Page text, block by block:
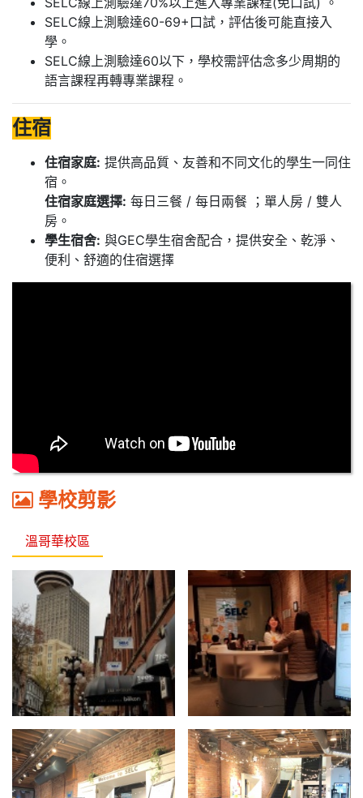
SELC線上測驗達60-69+口試，評估後可能直接入
學。
SELC線上測驗達60以下，學校需評估念多少周期的
語言課程再轉專業課程。
住宿
住宿家庭: 提供高品質、友善和不同文化的學生一同住
宿。
住宿家庭選擇: 每日三餐 / 每日兩餐 ；單人房 / 雙人
房。
學生宿舍: 與GEC學生宿舍配合，提供安全、乾淨、
便利、舒適的住宿選擇
學校剪影
溫哥華校區